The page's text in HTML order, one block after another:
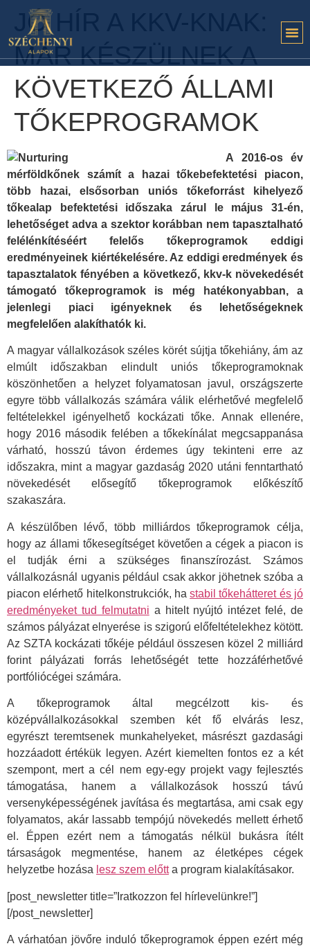
JÓ HÍR A KKV-KNAK:
MÁR KÉSZÜLNEK A
KÖVETKEZŐ ÁLLAMI
TŐKEPROGRAMOK
A 2016-os év
mérföldkőnek számít a hazai tőkebefektetési piacon,
több hazai, elsősorban uniós tőkeforrást kihelyező
tőkealap befektetési időszaka zárul le május 31-én,
lehetőséget adva a szektor korábban nem tapasztalható
felélénkítéséért felelős tőkeprogramok eddigi
eredményeinek kiértékelésére. Az eddigi eredmények és
tapasztalatok fényében a következő, kkv-k növekedését
támogató tőkeprogramok is még hatékonyabban, a
jelenlegi piaci igényeknek és lehetőségeknek
megfelelően alakíthatók ki.
A magyar vállalkozások széles körét sújtja tőkehiány, ám az
elmúlt időszakban elindult uniós tőkeprogramoknak
köszönhetően a helyzet folyamatosan javul, országszerte
egyre több vállalkozás számára válik elérhetővé megfelelő
feltételekkel igényelhető kockázati tőke. Annak ellenére,
hogy 2016 második felében a tőkekínálat megcsappanása
várható, hosszú távon érdemes úgy tekinteni erre az
időszakra, mint a magyar gazdaság 2020 utáni fenntartható
növekedését elősegítő tőkeprogramok előkészítő
szakaszára.
A készülőben lévő, több milliárdos tőkeprogramok célja,
hogy az állami tőkesegítséget követően a cégek a piacon is
el tudják érni a szükséges finanszírozást. Számos
vállalkozásnál ugyanis például csak akkor jöhetnek szóba a
piacon elérhető hitelkonstrukciók, hastabil tőkehátteret és jó
eredményeket tud felmutatni a hitelt nyújtó intézet felé, de
számos pályázat elnyerése is szigorú előfeltételekhez kötött.
Az SZTA kockázati tőkéje például összesen közel 2 milliárd
forint pályázati forrás lehetőségét tette hozzáférhetővé
portfóliócégei számára.
A tőkeprogramok által megcélzott kis- és
középvállalkozásokkal szemben két fő elvárás lesz,
egyrészt teremtsenek munkahelyeket, másrészt gazdasági
hozzáadott értékük legyen. Azért kiemelten fontos ez a két
szempont, mert a cél nem egy-egy projekt vagy fejlesztés
támogatása, hanem a vállalkozások hosszú távú
versenyképességének javítása és megtartása, ami csak egy
folyamatos, akár lassabb tempójú növekedés mellett érhető
el. Éppen ezért nem a támogatás nélkül bukásra ítélt
társaságok megmentése, hanem az életképes cégek
helyzetbe hozása lesz szem előtta program kialakításakor.
[post_newsletter title=”Iratkozzon fel hírlevelünkre!”]
[/post_newsletter]
A várhatóan jövőre induló tőkeprogramok éppen ezért még